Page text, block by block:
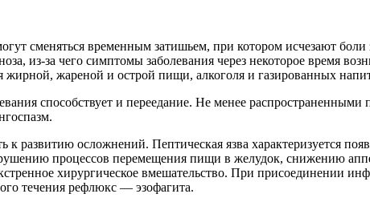
сменяться временным затишьем, при котором исчезают
из-за чего симптомы заболевания через некоторое время
жирной, жареной и острой пищи, алкоголя и газированных
способствует и переедание. Не менее распространенными
развитию осложнений. Пептическая язва характеризуется
процессов перемещения пищи в желудок, снижению
хирургическое вмешательство. При присоединении
течения рефлюкс — эзофагита.